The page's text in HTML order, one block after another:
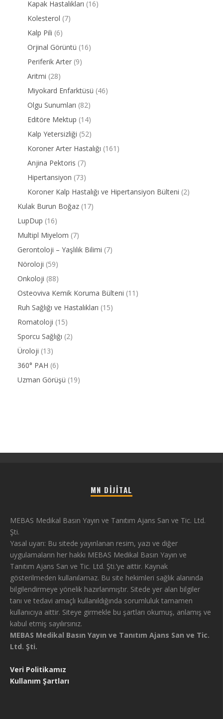
Kapak Hastalıkları (16)
Kolesterol (7)
Kalp Pili (6)
Orjinal Görüntü (16)
Periferik Arter (9)
Aritmi (28)
Miyokard Enfarktüsü (46)
Olgu Sunumları (82)
Editöre Mektup (14)
Kalp Yetersizliği (52)
Koroner Arter Hastalığı (161)
Anjina Pektoris (7)
Hipertansiyon (73)
Koroner Kalp Hastalığı ve Hipertansiyon Bülteni (2)
Kulak Burun Boğaz (17)
LupDup (16)
Multipl Miyelom (7)
Gerontoloji – Yaşlılık Bilimi (7)
Nöroloji (59)
Onkoloji (88)
Osteoviva Kemik Koruma Bülteni (11)
Ruh Sağlığı ve Hastalıkları (15)
Romatoloji (15)
Sporcu Sağlığı (2)
Üroloji (13)
360° PAH (6)
Uzman Görüşü (19)
MN DIJITAL
MEBAS Medikal Basın Yayın ve Tanıtım Ajans San ve Tic. Ltd.
Şti.
Yasal uyarı: Bu sitede yayınlanan resim, yazı ve diğer
uygulamaların her hakkı MEBAS Medikal Basın Yayın ve
Tanıtım Ajans San ve Tic. Ltd. Şti.’ye aittir. Kaynak
gösterilmeden kullanılamaz. Bu site hekimleri sağlık alanında
bilgilendirmeye yönelik hazırlanmıştır. Sitede yer alan bilgiler
tanı ve tedavi amaçlı kullanıldığında sorumluluk tamamen
kullanıcıya aittir. Siteye girmekle bu şartları okumuş, anlamış ve
kabul etmiş sayılırsınız.
MEBAS Medikal Basın Yayın ve Tanıtım Ajans San ve Tic.
Ltd. Şti.
Veri Politikamız
Kullanım Şartları